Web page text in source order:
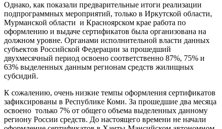
Однако, как показали предварительные итоги реализации
подпрограммных мероприятий, только в Иркутской области,
Мурманской области и Красноярском крае работа по
оформлению и выдаче сертификатов была организована на
должном уровне. Органами исполнительной власти данных
субъектов Российской Федерации за прошедший
двухмесячный период освоено соответственно 87%, 75% и
63% выделенных данным регионам средств жилищных
субсидий.
К сожалению, очень низкие темпы оформления сертификатов
зафиксированы в Республике Коми. За прошедшие два месяца
освоено только 7% от общего объема выделенных данному
региону России средств. До настоящего времени не начали